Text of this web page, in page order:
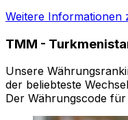
Weitere Informationen
TMM -
Unsere
der beliebteste
Der Währungscode